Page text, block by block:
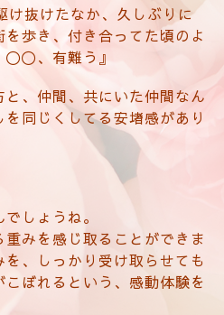
け抜けたなか、久しぶりに
歩き、付き合ってた頃のよ
〇、有難う』
、仲間、共にいた仲間なん
同じくしてる安堵感があり
しょうね。
みを感じ取ることができま
、しっかり受け取らせても
ぼれるという、感動体験を